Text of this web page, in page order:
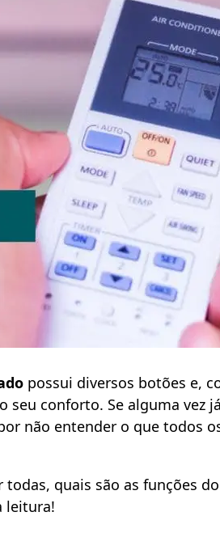
possui diversos botões e,
seu conforto. Se alguma vez
não entender o que todos
quais são as funções
leitura!